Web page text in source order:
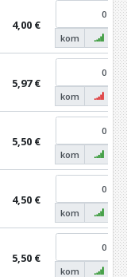
4,00 €
kom
5,97 €
kom
5,50 €
kom
4,50 €
kom
5,50 €
kom